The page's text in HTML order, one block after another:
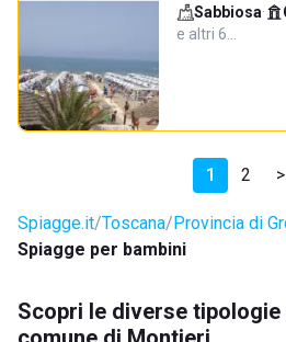
Sabbiosa·
e altri 6…
1 2 >
Spiagge.it Toscana Provincia di
Spiagge per bambini
Scopri le diverse tipologie